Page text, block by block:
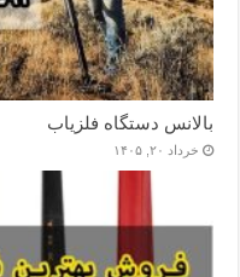
بالانس دستگاه فلزیاب
خرداد ۲۰, ۱۴۰۵